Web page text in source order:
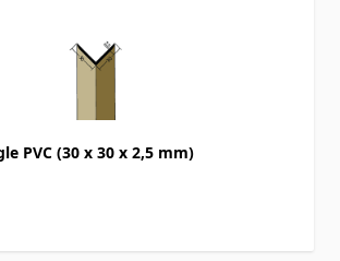
PVC (30 x 30 x 2,5 mm)